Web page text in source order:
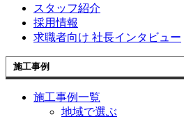
スタッフ紹介
採用情報
求職者向け 社長インタビュー
施工事例
施工事例一覧
地域で選ぶ